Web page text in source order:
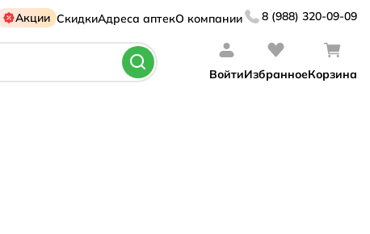
Акции СкидкиАдреса аптекО компании 8 (988) 320-09-09
ВойтиИзбранноеКорзина